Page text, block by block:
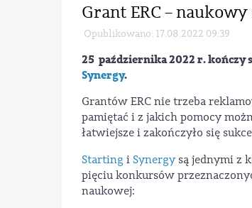
Grant ERC –
Opublikowano: 17.08.2022 09:39
25 października 2022 r. kończy
Synergy.
Grantów ERC nie trzeba
pamiętać i z jakich pomocy
łatwiejsze i zakończyło się
Starting i Synergysą jednymi z
pięciu konkursów
naukowej: